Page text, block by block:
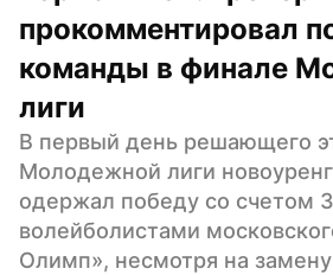
прокомментировал
команды в финале
лиги
В первый день решающего
Молодежной лиги
одержал победу со счетом
волейболистами
Олимп», несмотря на